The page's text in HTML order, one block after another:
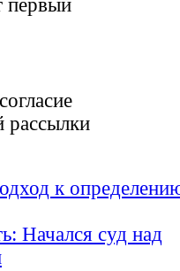
первый
рассылки
к
Начался суд над